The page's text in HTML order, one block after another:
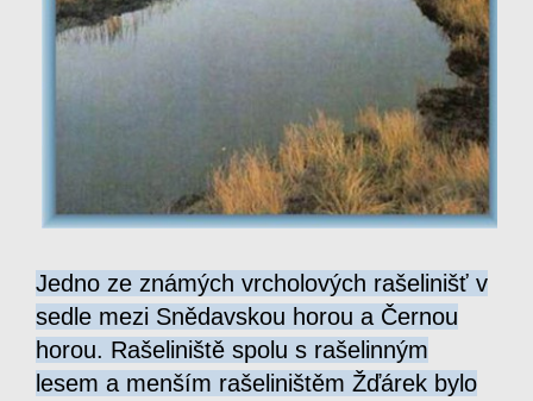
Jedno ze známých vrcholových rašelinišť v
sedle mezi Snědavskou horou a Černou
horou. Rašeliniště spolu s rašelinným
lesem a menším rašeliništěm Žďárek bylo